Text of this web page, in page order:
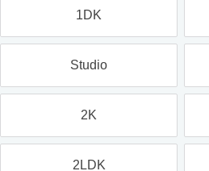
1DK
Studio
2K
2LDK